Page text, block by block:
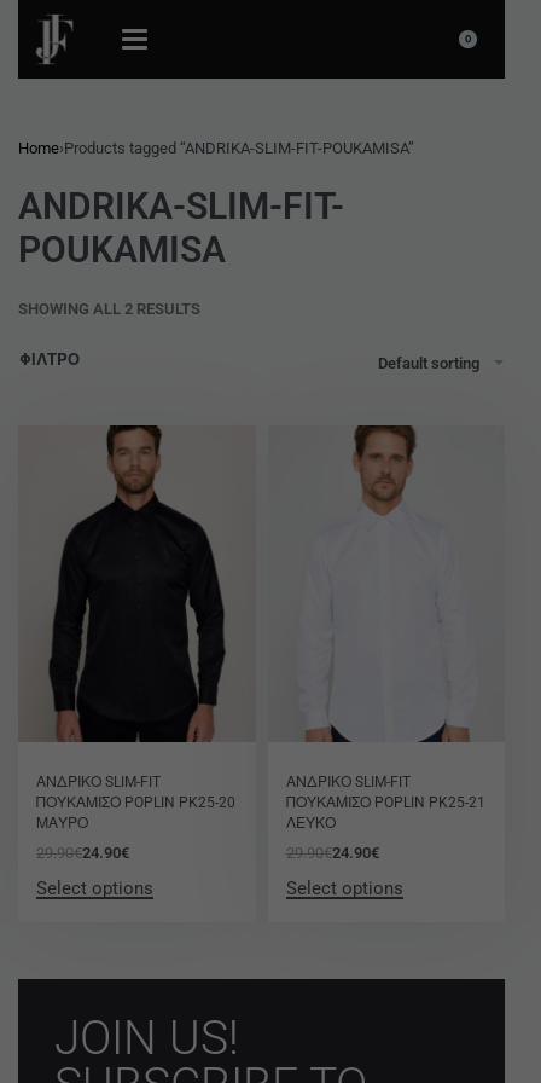
0
Home›Products tagged “ANDRIKA-SLIM-FIT-POUKAMISA”
ANDRIKA-SLIM-FIT-
POUKAMISA
SHOWING ALL 2 RESULTS
Default sorting
ΦΙΛΤΡΟ
ΑΝΔΡΙΚΟ SLIM-FIT
ΠΟΥΚΑΜΙΣΟ POPLIN PK25-20
ΜΑΥΡΟ
29.90€24.90€
Select options
ΑΝΔΡΙΚΟ SLIM-FIT
ΠΟΥΚΑΜΙΣΟ POPLIN PK25-21
ΛΕΥΚΟ
29.90€24.90€
Select options
JOIN US!